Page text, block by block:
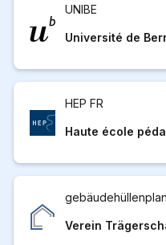
UNIBE
Université de
HEP FR
Haute école
Verein